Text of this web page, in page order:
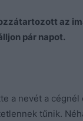
az
pár napot.
a nevét a
tűnik.